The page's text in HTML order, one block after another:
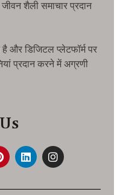
शैली समाचार प्रदान
और डिजिटल प्लेटफॉर्म पर
प्रदान करने में अग्रणी